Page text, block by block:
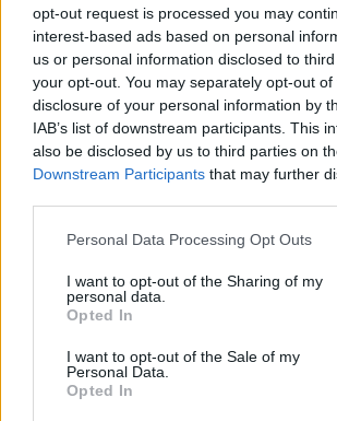
opt-out request is processed you may
interest-based ads based on personal
us or personal information disclosed to
your opt-out. You may separately opt-out
disclosure of your personal information by
IAB’s list of downstream participants. This
also be disclosed by us to third parties on
Downstream Participants that may further
Personal Data Processing Opt Outs
I want to opt-out of the Sharing of my
personal data.
Opted In
I want to opt-out of the Sale of my
Personal Data.
Opted In
Παιδί
Διακόσμηση
Υγεία
Auto